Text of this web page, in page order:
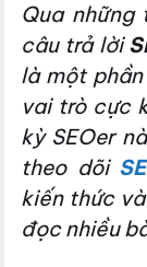
Qua
câu trả lời
là một
vai trò cực
kỳ SEOer
theo dõi
kiến thức
đọc nhiều